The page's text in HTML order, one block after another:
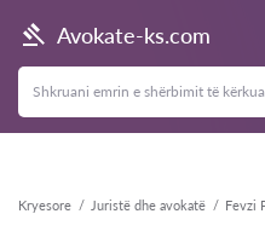
Avokate-ks.com
Kryesore Juristë dhe avokatë Fevzi
Kthehu